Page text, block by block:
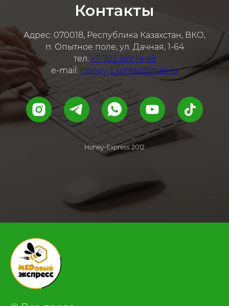
Контакты
Адрес: 070018, Республика Казахстан, ВКО,
п. Опытное поле, ул. Дачная, 1-64
тел. +7 705 359 14 49
e-mail: Honey-Express@mail.ru
Honey-Express 2012